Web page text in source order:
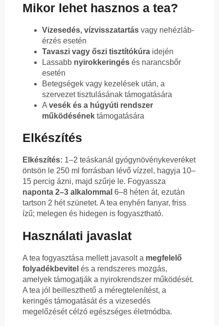
Mikor lehet hasznos a tea?
Vizesedés, vízvisszatartás vagy nehézláb-
érzés esetén
Tavaszi vagy őszi tisztítókúra idején
Lassabb nyirokkeringés és narancsbőr
esetén
Betegségek vagy kezelések után, a
szervezet tisztulásának támogatására
A vesék és a húgyúti rendszer
működésének támogatására
Elkészítés
Elkészítés: 1–2 teáskanál gyógynövénykeveréket
öntsön le 250 ml forrásban lévő vízzel, hagyja 10–
15 percig ázni, majd szűrje le. Fogyassza
naponta 2–3 alkalommal 6–8 héten át, ezután
tartson 2 hét szünetet. A tea enyhén fanyar, friss
ízű; melegen és hidegen is fogyasztható.
Használati javaslat
A tea fogyasztása mellett javasolt a megfelelő
folyadékbevitel és a rendszeres mozgás,
amelyek támogatják a nyirokrendszer működését.
A tea jól beilleszthető a méregtelenítést, a
keringés támogatását és a vizesedés
megelőzését célzó egészséges életmódba.